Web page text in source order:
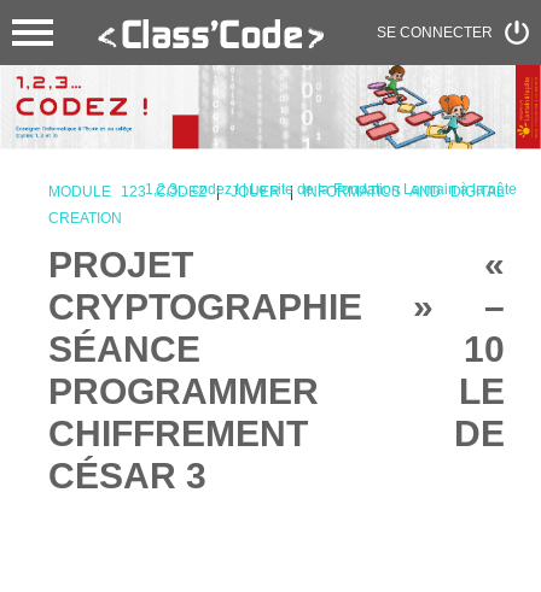
SE CONNECTER
1,2,3... codez ! | Le site de la Fondation La main à la pâte
MODULE 123 CODEZ|JOUER|INFORMATICS AND DIGITAL
CREATION
PROJET «
CRYPTOGRAPHIE » –
SÉANCE 10
PROGRAMMER LE
CHIFFREMENT DE
CÉSAR 3